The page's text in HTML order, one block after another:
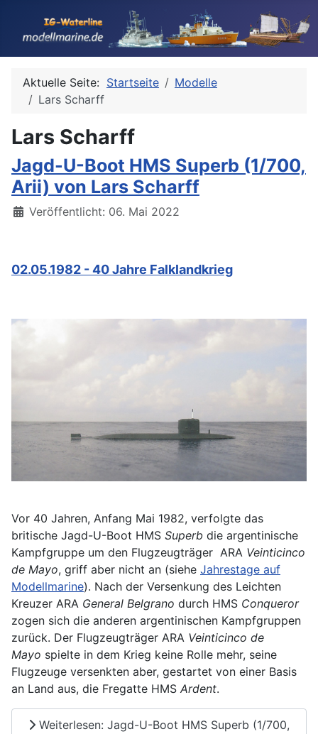
Aktuelle Seite: Startseite
Modelle
Lars Scharff
Lars Scharff
Jagd-U-Boot HMS Superb (1/700,
Arii) von Lars Scharff
Details
Veröffentlicht: 06. Mai 2022
02.05.1982 - 40 Jahre Falklandkrieg
Vor 40 Jahren, Anfang Mai 1982, verfolgte das
britische Jagd-U-Boot HMS Superb die argentinische
Kampfgruppe um den Flugzeugträger ARA Veinticinco
de Mayo, griff aber nicht an (siehe Jahrestage auf
Modellmarine). Nach der Versenkung des Leichten
Kreuzer ARA General Belgrano durch HMS Conqueror
zogen sich die anderen argentinischen Kampfgruppen
zurück. Der Flugzeugträger ARA Veinticinco de
Mayo spielte in dem Krieg keine Rolle mehr, seine
Flugzeuge versenkten aber, gestartet von einer Basis
an Land aus, die Fregatte HMS Ardent.
Weiterlesen: Jagd-U-Boot HMS Superb (1/700,